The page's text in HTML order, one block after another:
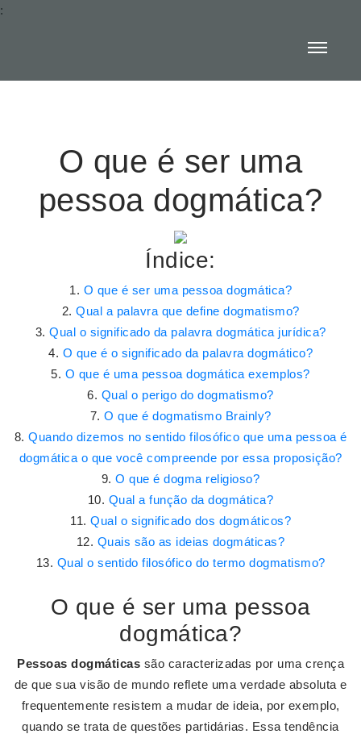
:
O que é ser uma
pessoa dogmática?
Índice:
O que é ser uma pessoa dogmática?
Qual a palavra que define dogmatismo?
Qual o significado da palavra dogmática jurídica?
O que é o significado da palavra dogmático?
O que é uma pessoa dogmática exemplos?
Qual o perigo do dogmatismo?
O que é dogmatismo Brainly?
Quando dizemos no sentido filosófico que uma pessoa é
dogmática o que você compreende por essa proposição?
O que é dogma religioso?
Qual a função da dogmática?
Qual o significado dos dogmáticos?
Quais são as ideias dogmáticas?
Qual o sentido filosófico do termo dogmatismo?
O que é ser uma pessoa
dogmática?
Pessoas dogmáticas são caracterizadas por uma crença
de que sua visão de mundo reflete uma verdade absoluta e
frequentemente resistem a mudar de ideia, por exemplo,
quando se trata de questões partidárias. Essa tendência